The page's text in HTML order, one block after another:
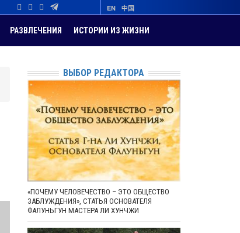
EN 中国
РАЗВЛЕЧЕНИЯ ИСТОРИИ ИЗ ЖИЗНИ
ВЫБОР РЕДАКТОРА
«ПОЧЕМУ ЧЕЛОВЕЧЕСТВО – ЭТО ОБЩЕСТВО
ЗАБЛУЖДЕНИЯ», СТАТЬЯ ОСНОВАТЕЛЯ
ФАЛУНЬГУН МАСТЕРА ЛИ ХУНЧЖИ